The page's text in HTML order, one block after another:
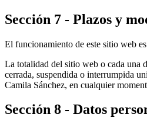
Sección 7 - Plazos y
El funcionamiento de este sitio web
La totalidad del sitio web o cada una
cerrada, suspendida o interrumpida
Camila Sánchez, en cualquier
Sección 8 - Datos